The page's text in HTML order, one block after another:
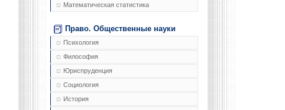
Математическая статистика
Право. Общественные науки
Психология
Философия
Юриспруденция
Социология
История